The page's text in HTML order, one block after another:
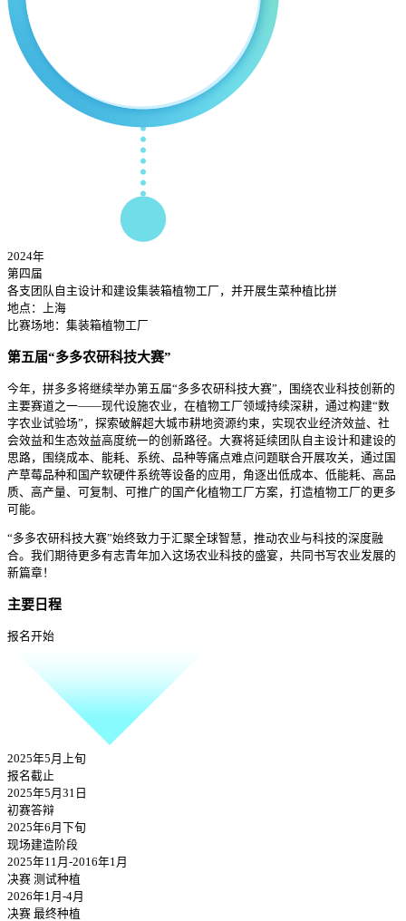
2024年
第四届
各支团队自主设计和建设集装箱植物工厂，并开展生菜种植比拼
地点：上海
比赛场地：集装箱植物工厂
第五届“多多农研科技大赛”
今年，拼多多将继续举办第五届“多多农研科技大赛”，围绕农业科技创新的
主要赛道之一——现代设施农业，在植物工厂领域持续深耕，通过构建“数
字农业试验场”，探索破解超大城市耕地资源约束，实现农业经济效益、社
会效益和生态效益高度统一的创新路径。大赛将延续团队自主设计和建设的
思路，围绕成本、能耗、系统、品种等痛点难点问题联合开展攻关，通过国
产草莓品种和国产软硬件系统等设备的应用，角逐出低成本、低能耗、高品
质、高产量、可复制、可推广的国产化植物工厂方案，打造植物工厂的更多
可能。
“多多农研科技大赛”始终致力于汇聚全球智慧，推动农业与科技的深度融
合。我们期待更多有志青年加入这场农业科技的盛宴，共同书写农业发展的
新篇章！
主要日程
报名开始
2025年5月上旬
报名截止
2025年5月31日
初赛答辩
2025年6月下旬
现场建造阶段
2025年11月-2016年1月
决赛 测试种植
2026年1月-4月
决赛 最终种植